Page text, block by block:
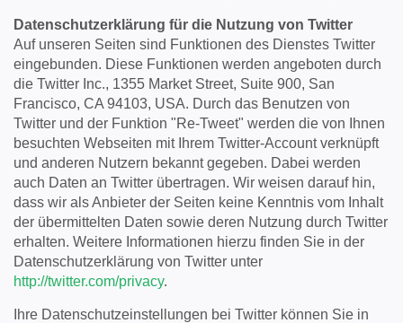
Datenschutzerklärung für die Nutzung von Twitter
Auf unseren Seiten sind Funktionen des Dienstes Twitter
eingebunden. Diese Funktionen werden angeboten durch
die Twitter Inc., 1355 Market Street, Suite 900, San
Francisco, CA 94103, USA. Durch das Benutzen von
Twitter und der Funktion "Re-Tweet" werden die von Ihnen
besuchten Webseiten mit Ihrem Twitter-Account verknüpft
und anderen Nutzern bekannt gegeben. Dabei werden
auch Daten an Twitter übertragen. Wir weisen darauf hin,
dass wir als Anbieter der Seiten keine Kenntnis vom Inhalt
der übermittelten Daten sowie deren Nutzung durch Twitter
erhalten. Weitere Informationen hierzu finden Sie in der
Datenschutzerklärung von Twitter unter
http://twitter.com/privacy.
Ihre Datenschutzeinstellungen bei Twitter können Sie in